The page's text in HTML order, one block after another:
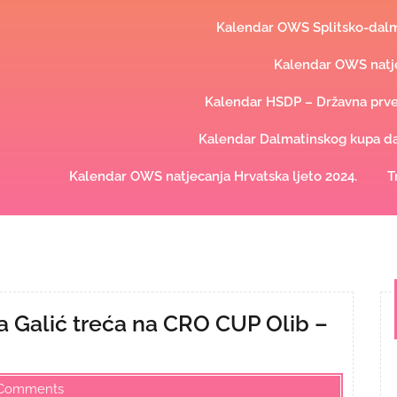
Kalendar OWS Splitsko-
Kalendar OWS
Kalendar HSDP – Državna
Kalendar Dalmatinskog kupa
Kalendar OWS natjecanja Hrvatska ljeto 2024.
treća na CRO CUP Olib –